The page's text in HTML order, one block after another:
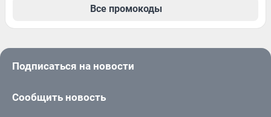
Все промокоды
Подписаться на новости
Сообщить новость